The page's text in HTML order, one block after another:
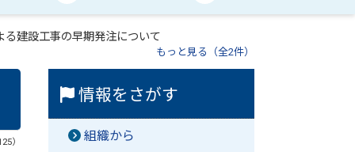
る建設工事の早期発注について
もっと見る（全2件）
）
情報をさがす
組織から